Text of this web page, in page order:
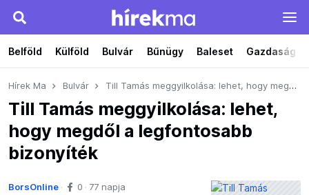
Belföld Külföld Bulvár Bűnügy Baleset Gazdaság
Hírek Ma Bulvár Till Tamás meggyilkolása: lehet, hogy megdől a legfontosabb bizonyíték
Till Tamás meggyilkolása: lehet,
hogy megdől a legfontosabb
bizonyíték
BorsOnline 0 77 napja